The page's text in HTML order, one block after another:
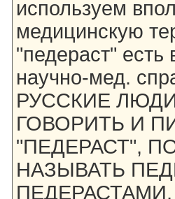
используем
медицинскую
"педераст"
научно-мед.
РУССКИЕ
ГОВОРИТЬ И
"ПЕДЕРАСТ",
НАЗЫВАТЬ